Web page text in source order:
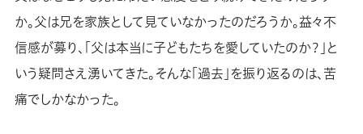
か。父は兄を家族として見ていなかったのだろうか。益々不
信感が募り、「父は本当に子どもたちを愛していたのか？」と
いう疑問さえ湧いてきた。そんな「過去」を振り返るのは、苦
痛でしかなかった。